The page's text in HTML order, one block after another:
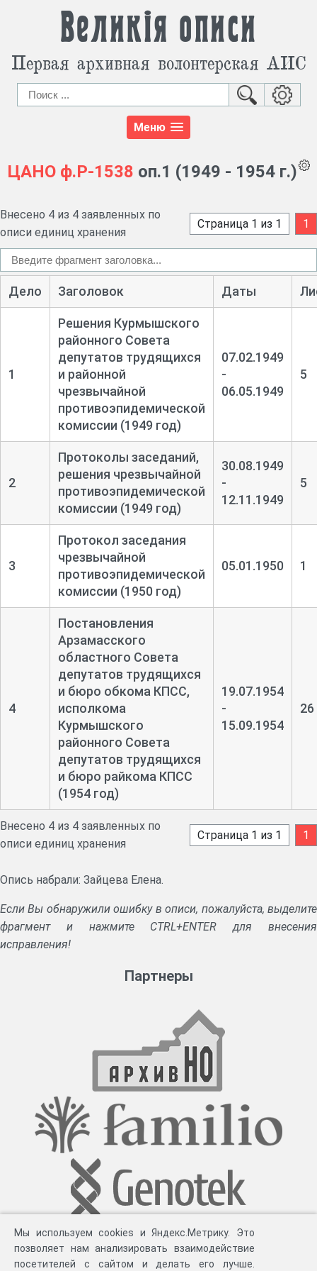
Великія описи
Первая архивная волонтерская АИС
Меню
ЦАНО ф.Р-1538 оп.1 (1949 - 1954 г.)
Внесено 4 из 4 заявленных по
описи единиц хранения
Страница 1 из 1 1
Дело Заголовок Даты
1
Решения Курмышского
районного Совета
депутатов трудящихся
и районной
чрезвычайной
противоэпидемической
комиссии (1949 год)
07.02.1949
-
06.05.1949
5
2
Протоколы заседаний,
решения чрезвычайной
противоэпидемической
комиссии (1949 год)
30.08.1949
-
12.11.1949
5
3
Протокол заседания
чрезвычайной
противоэпидемической
комиссии (1950 год)
05.01.1950 1
4
Постановления
Арзамасского
областного Совета
депутатов трудящихся
и бюро обкома КПСС,
исполкома
Курмышского
районного Совета
депутатов трудящихся
и бюро райкома КПСС
(1954 год)
19.07.1954
-
15.09.1954
26
Внесено 4 из 4 заявленных по
описи единиц хранения
Страница 1 из 1 1
Опись набрали: Зайцева Елена.
Если Вы обнаружили ошибку в описи, пожалуйста, выделите
фрагмент и нажмите CTRL+ENTER для внесения
исправления!
Партнеры
Мы используем cookies и Яндекс.Метрику. Это
позволяет нам анализировать взаимодействие
посетителей с сайтом и делать его лучше.